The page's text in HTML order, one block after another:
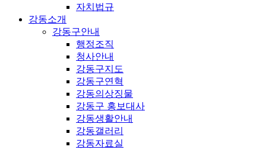
자치법규
강동소개
강동구안내
행정조직
청사안내
강동구지도
강동구연혁
강동의상징물
강동구 홍보대사
강동생활안내
강동갤러리
강동자료실